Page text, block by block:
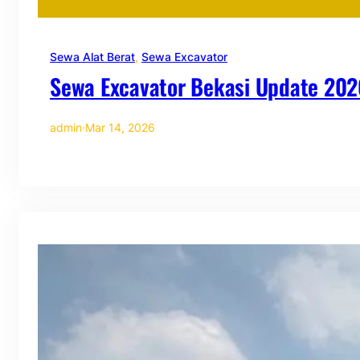
Sewa Alat Berat, Sewa Excavator
Sewa Excavator Bekasi Update
admin·Mar 14, 2026